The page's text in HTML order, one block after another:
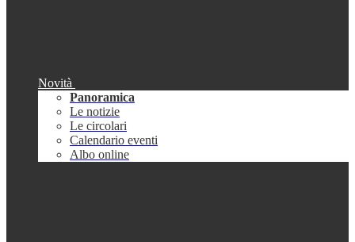
Novità
Panoramica
Le notizie
Le circolari
Calendario eventi
Albo online